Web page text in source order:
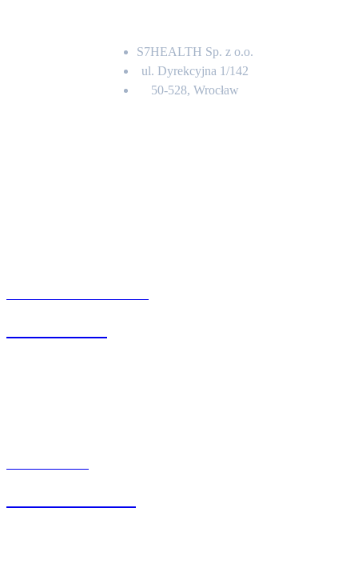
S7HEALTH Sp. z o.o.
ul. Dyrekcyjna 1/142
50-528, Wrocław